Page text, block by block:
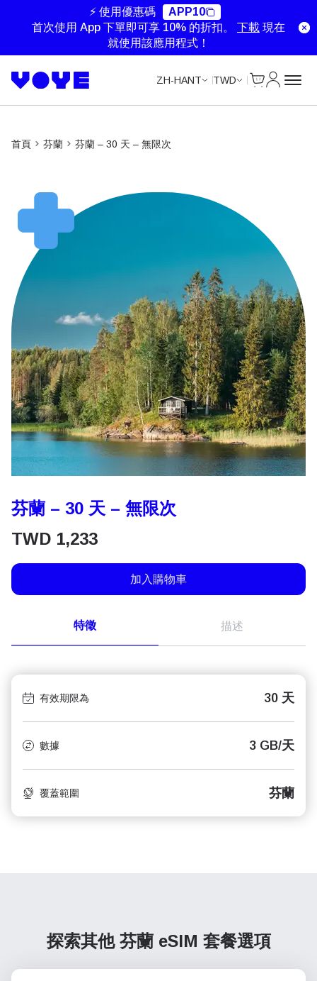
⚡ 使用優惠碼
APP10
首次使用 App 下單即可享 10% 的折扣。 下載 現在
就使用該應用程式！
ZH-HANT TWD
首頁 芬蘭 芬蘭 – 30 天 – 無限次
芬蘭 – 30 天 – 無限次
TWD 1,233
加入購物車
特徵 描述
有效期限為 30 天
數據 3 GB/天
覆蓋範圍 芬蘭
探索其他 芬蘭 eSIM 套餐選項